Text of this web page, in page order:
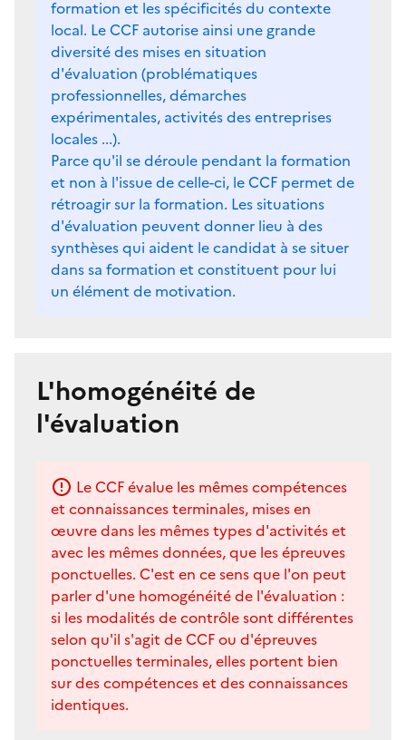
formation et les spécificités du contexte
local. Le CCF autorise ainsi une grande
diversité des mises en situation
d'évaluation (problématiques
professionnelles, démarches
expérimentales, activités des entreprises
locales ...).
Parce qu'il se déroule pendant la formation
et non à l'issue de celle-ci, le CCF permet de
rétroagir sur la formation. Les situations
d'évaluation peuvent donner lieu à des
synthèses qui aident le candidat à se situer
dans sa formation et constituent pour lui
un élément de motivation.
L'homogénéité de
l'évaluation
Le CCF évalue les mêmes compétences
et connaissances terminales, mises en
œuvre dans les mêmes types d'activités et
avec les mêmes données, que les épreuves
ponctuelles. C'est en ce sens que l'on peut
parler d'une homogénéité de l'évaluation :
si les modalités de contrôle sont différentes
selon qu'il s'agit de CCF ou d'épreuves
ponctuelles terminales, elles portent bien
sur des compétences et des connaissances
identiques.